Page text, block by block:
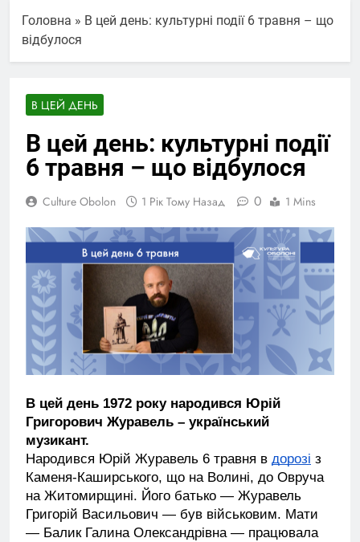
Головна » В цей день: культурні події 6 травня – що
відбулося
В ЦЕЙ ДЕНЬ
В цей день: культурні події
6 травня – що відбулося
Culture Obolon 1 Рік Тому Назад 0 1 Mins
В цей день 1972 року народився Юрій
Григорович Журавель – український
музикант.
Народився Юрій Журавель 6 травня в дорозі з
Каменя-Каширського, що на Волині, до Овруча
на Житомирщині. Його батько — Журавель
Григорій Васильович — був військовим. Мати
— Балик Галина Олександрівна — працювала